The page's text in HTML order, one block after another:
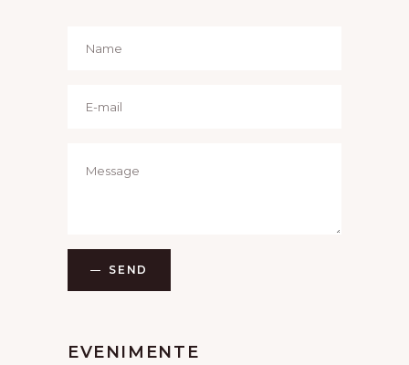
SEND
EVENIMENTE